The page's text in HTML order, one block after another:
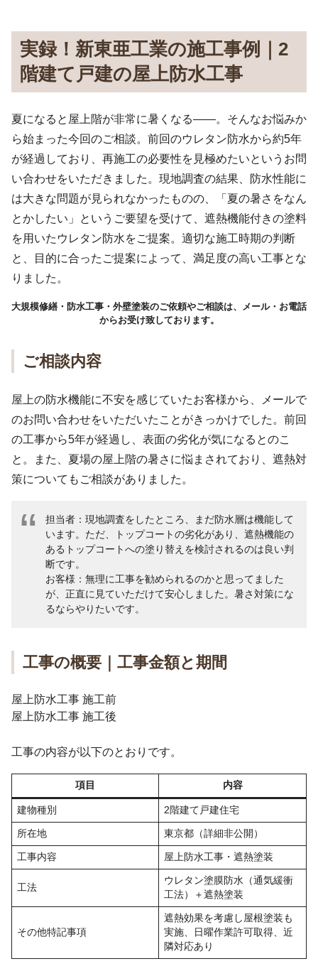
実録！新東亜工業の施工事例｜2
階建て戸建の屋上防水工事
夏になると屋上階が非常に暑くなる――。そんなお悩みか
ら始まった今回のご相談。前回のウレタン防水から約5年
が経過しており、再施工の必要性を見極めたいというお問
い合わせをいただきました。現地調査の結果、防水性能に
は大きな問題が見られなかったものの、「夏の暑さをなん
とかしたい」というご要望を受けて、遮熱機能付きの塗料
を用いたウレタン防水をご提案。適切な施工時期の判断
と、目的に合ったご提案によって、満足度の高い工事とな
りました。
大規模修繕・防水工事・外壁塗装のご依頼やご相談は、メール・お電話
からお受け致しております。
ご相談内容
屋上の防水機能に不安を感じていたお客様から、メールで
のお問い合わせをいただいたことがきっかけでした。前回
の工事から5年が経過し、表面の劣化が気になるとのこ
と。また、夏場の屋上階の暑さに悩まされており、遮熱対
策についてもご相談がありました。
担当者：現地調査をしたところ、まだ防水層は機能して
います。ただ、トップコートの劣化があり、遮熱機能の
あるトップコートへの塗り替えを検討されるのは良い判
断です。
お客様：無理に工事を勧められるのかと思ってました
が、正直に見ていただけて安心しました。暑さ対策にな
るならやりたいです。
工事の概要｜工事金額と期間
屋上防水工事 施工前
屋上防水工事 施工後
工事の内容が以下のとおりです。
項目 内容
建物種別 2階建て戸建住宅
所在地 東京都（詳細非公開）
工事内容 屋上防水工事・遮熱塗装
工法
ウレタン塗膜防水（通気緩衝
工法）＋遮熱塗装
その他特記事項
遮熱効果を考慮し屋根塗装も
実施、日曜作業許可取得、近
隣対応あり